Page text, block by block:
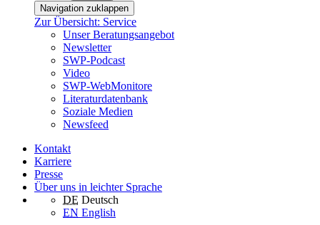
Navigation zuklappen
Zur Übersicht: Service
Unser Beratungsangebot
Newsletter
SWP-Podcast
Video
SWP-WebMonitore
Literaturdatenbank
Soziale Medien
Newsfeed
Kontakt
Karriere
Presse
Über uns in leichter Sprache
DE Deutsch
EN English